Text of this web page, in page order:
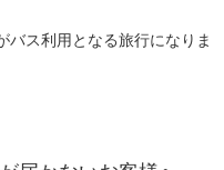
バス利用となる旅行になりま